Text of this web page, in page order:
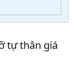
tự thân giá